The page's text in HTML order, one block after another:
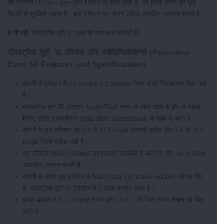
यह ट्रैक्टर Oil bath type एयर फिल्टर के साथ आता है, जो इसके इंजन को धूल
मिट्टी से सुरक्षित रखता है। इस ट्रैक्टर का इंजन 2000 आरपीएम उत्पन्न करता है।
ये भी पढ़ें: पॉवरट्रैक यूरो 41 प्लस के क्या-क्या फीचर्स हैं?
कंपनी ने ट्रैक्टर में 8 Forward + 2 Reverse गियर वाला गियरबॉक्स दिया गया
है।
पॉवरट्रैक यूरो 50 ट्रैक्टर Single/Dual क्लच के साथ आता है और ये साइड
शिफ्ट टाइप ट्रांसमिशन (Side Shift transmission) के साथ में आता है।
कंपनी के इस ट्रैक्टर की 2.8 से 30.8 kmph फॉरवर्ड स्पीड और 3.6 से 11.1
kmph रिवर्स स्पीड रखी है।
यह ट्रैक्टर MRPTO/Dual टाइप पावर टेकऑफ में आता है, जो 540 @1800
आरपीएम उत्पन्न करती है।
कंपनी ने अपने इस ट्रैक्टर में Multi Plate Oil Immersed Disc ब्रेक्स दिए
है, पॉवरट्रैक यूरो 50 ट्रैक्टर में 2 व्हील ड्राइव आता है।
इसमें आपको 6.5 x 16 फ्रंट टायर और 14.9 x 28 रियर टायर देखने को मिल
जाते हैं।